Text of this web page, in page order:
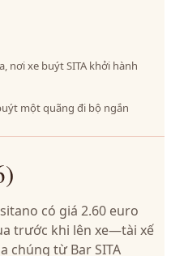
nơi xe buýt SITA khởi hành
một quãng đi bộ ngắn
có giá 2.60 euro
trước khi lên xe—tài xế
chúng từ Bar SITA